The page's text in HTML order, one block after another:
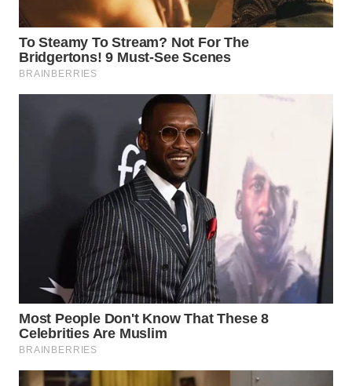
WN
MALUT
WN
WN
LANGKAT
WN
SELATAN